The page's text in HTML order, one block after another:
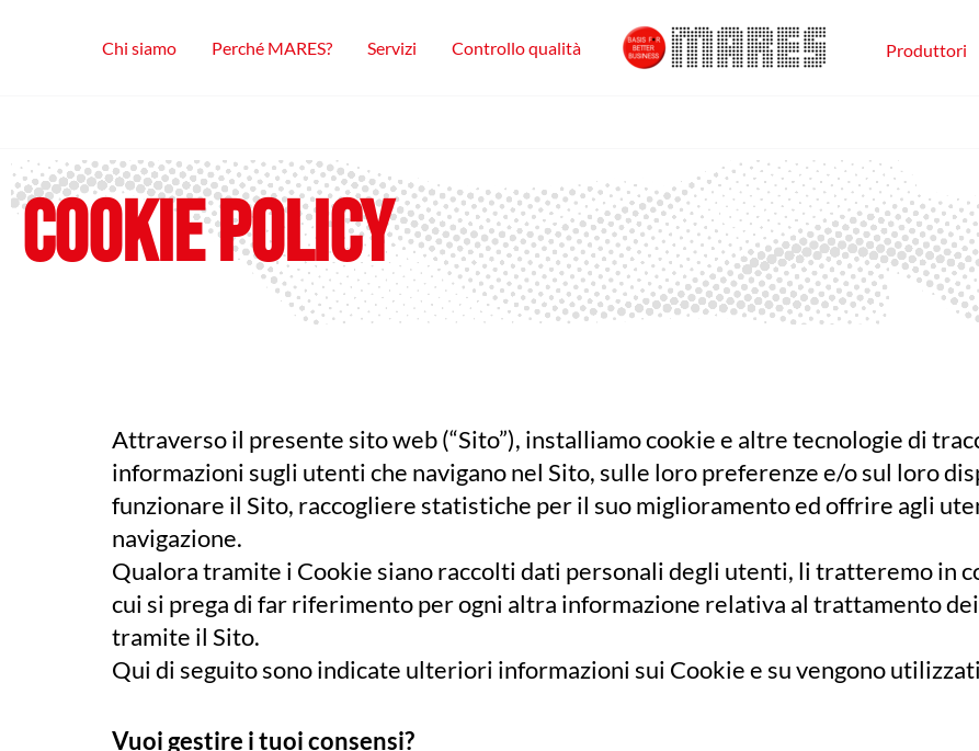
Chi siamo Perché MARES? Servizi Controllo qualità Produttori
COOKIE POLICY
Attraverso il presente sito web (“Sito”), installiamo cookie e altre tecnologie di
informazioni sugli utenti che navigano nel Sito, sulle loro preferenze e/o sul loro
funzionare il Sito, raccogliere statistiche per il suo miglioramento ed offrire agli
navigazione.
Qualora tramite i Cookie siano raccolti dati personali degli utenti, li tratteremo in
cui si prega di far riferimento per ogni altra informazione relativa al trattamento
tramite il Sito.
Qui di seguito sono indicate ulteriori informazioni sui Cookie e su vengono
Vuoi gestire i tuoi consensi?